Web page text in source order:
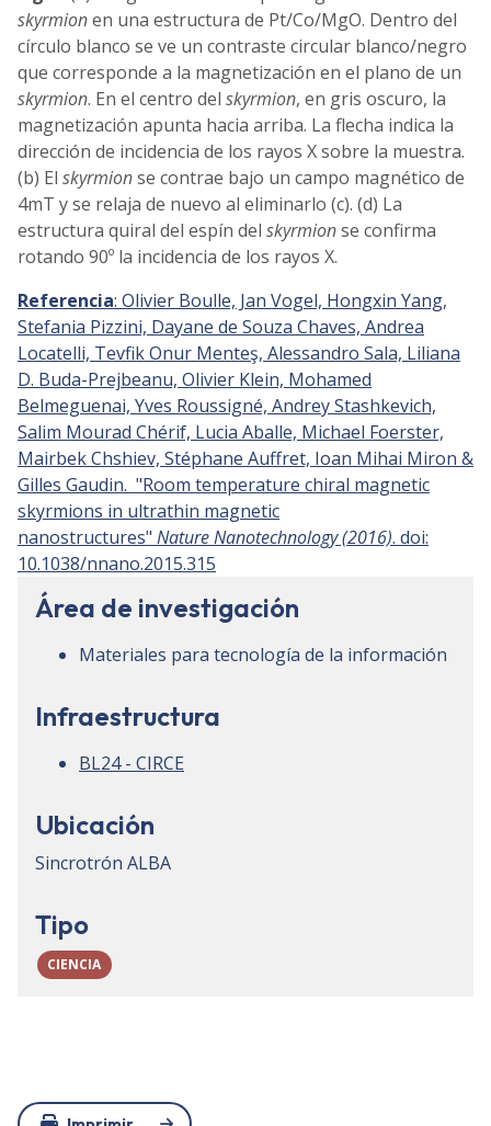
skyrmionen una estructura de Pt/Co/MgO. Dentro del
círculo blanco se ve un contraste circular blanco/negro
que corresponde a la magnetización en el plano de un
skyrmion. En el centro del skyrmion, en gris oscuro, la
magnetización apunta hacia arriba. La flecha indica la
dirección de incidencia de los rayos X sobre la muestra.
(b) El skyrmionse contrae bajo un campo magnético de
4mT y se relaja de nuevo al eliminarlo (c). (d) La
estructura quiral del espín del skyrmionse confirma
rotando 90º la incidencia de los rayos X.
Referencia: Olivier Boulle, Jan Vogel, Hongxin Yang,
Stefania Pizzini, Dayane de Souza Chaves, Andrea
Locatelli, Tevfik Onur Menteş, Alessandro Sala, Liliana
D. Buda-Prejbeanu, Olivier Klein, Mohamed
Belmeguenai, Yves Roussigné, Andrey Stashkevich,
Salim Mourad Chérif, Lucia Aballe, Michael Foerster,
Mairbek Chshiev, Stéphane Auffret, Ioan Mihai Miron &
Gilles Gaudin. "Room temperature chiral magnetic
skyrmions in ultrathin magnetic
nanostructures" Nature Nanotechnology (2016). doi:
10.1038/nnano.2015.315
Área de investigación
Materiales para tecnología de la información
Infraestructura
BL24 - CIRCE
Ubicación
Sincrotrón ALBA
Tipo
CIENCIA